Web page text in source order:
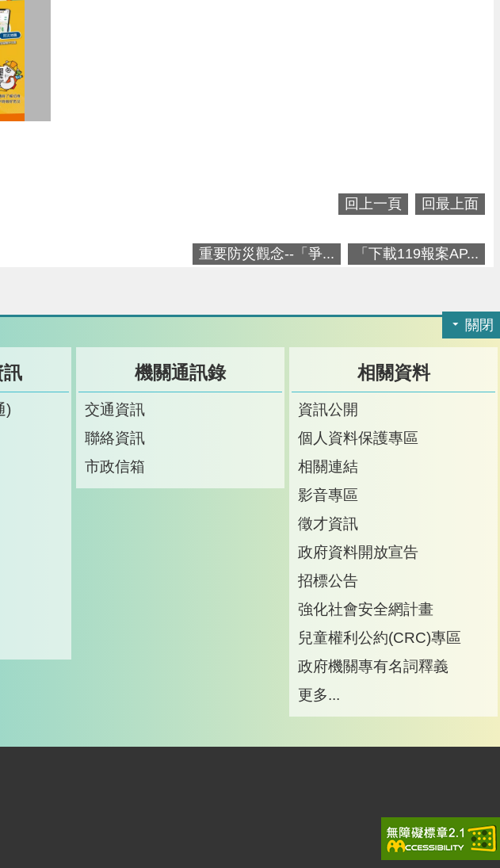
回上一頁 回最上面
重要防災觀念--「爭... 「下載119報案AP...
關閉
訊
)
機關通訊錄
交通資訊
聯絡資訊
市政信箱
相關資料
資訊公開
個人資料保護專區
相關連結
影音專區
徵才資訊
政府資料開放宣告
招標公告
強化社會安全網計畫
兒童權利公約(CRC)專區
政府機關專有名詞釋義
更多...